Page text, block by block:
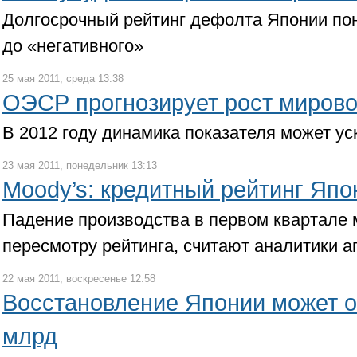
Долгосрочный рейтинг дефолта Японии
до «негативного»
25 мая 2011, среда 13:38
ОЭСР прогнозирует рост
В 2012 году динамика показателя может
23 мая 2011, понедельник 13:13
Moody’s: кредитный рейтинг
Падение производства в первом квартале
пересмотру рейтинга, считают аналитики
22 мая 2011, воскресенье 12:58
Восстановление Японии может
млрд